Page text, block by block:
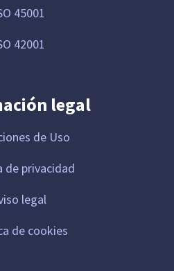
45001
42001
legal
de Uso
de privacidad
legal
de cookies